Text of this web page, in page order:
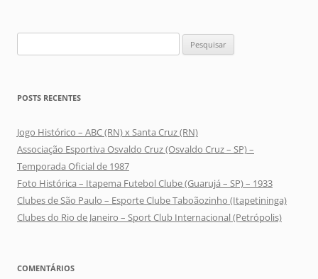
por:
POSTS RECENTES
Jogo Histórico – ABC (RN) x Santa Cruz (RN)
Associação Esportiva Osvaldo Cruz (Osvaldo Cruz – SP) –
Temporada Oficial de 1987
Foto Histórica – Itapema Futebol Clube (Guarujá – SP) – 1933
Clubes de São Paulo – Esporte Clube Taboãozinho (Itapetininga)
Clubes do Rio de Janeiro – Sport Club Internacional (Petrópolis)
COMENTÁRIOS